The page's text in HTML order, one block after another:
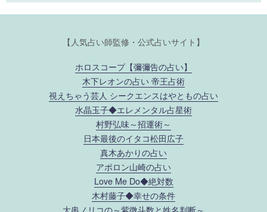
【人気占い師監修・公式占いサイト】
ホロスコープ【彌彌告の占い】
木下レオンの占い 帝王占術
視えちゃう芸人 シークエンスはやともの占い
水晶玉子◆エレメンタル占星術
村野弘味～招運術～
日本最後のイタコ松田広子
真木あかりの占い
アポロン山崎の占い
Love Me Do◆絶対数
木村藤子◆幸せの条件
大串ノリコの～紫微斗数と姓名判断～